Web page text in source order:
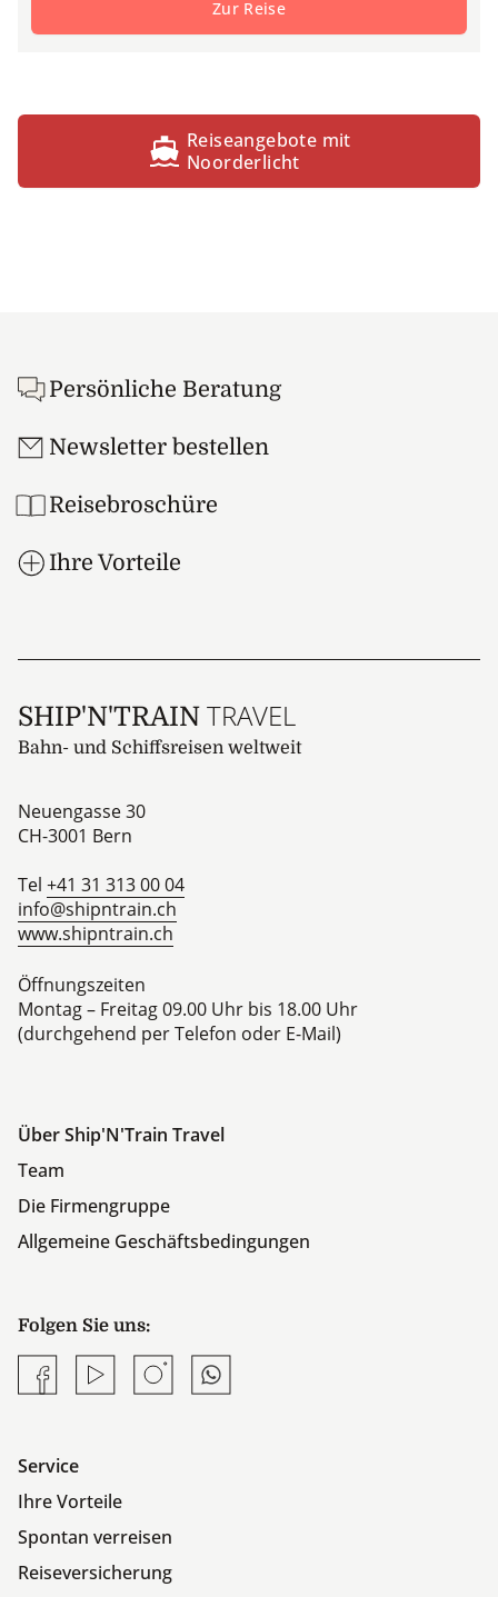
Reiseangebote mit
Noorderlicht
Zur Reise
Persönliche Beratung
Newsletter bestellen
Reisebroschüre
Ihre Vorteile
SHIP'N'TRAIN TRAVEL
Bahn- und Schiffsreisen weltweit
Neuengasse 30
CH-3001 Bern
Tel +41 31 313 00 04
info@shipntrain.ch
www.shipntrain.ch
Öffnungszeiten
Montag – Freitag 09.00 Uhr bis 18.00 Uhr
(durchgehend per Telefon oder E-Mail)
Über Ship'N'Train Travel
Team
Die Firmengruppe
Allgemeine Geschäftsbedingungen
Folgen Sie uns:
FacebookYouTubeInstagramWhatsapp
Service
Ihre Vorteile
Spontan verreisen
Reiseversicherung